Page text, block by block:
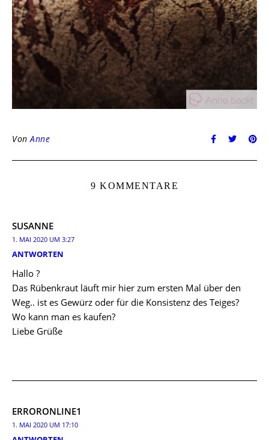
VonAnne
9 KOMMENTARE
SUSANNE
1. MAI 2020 UM 3:27
ANTWORTEN
Hallo ?
Das Rübenkraut läuft mir hier zum ersten Mal über den
Weg.. ist es Gewürz oder für die Konsistenz des Teiges?
Wo kann man es kaufen?
Liebe Grüße
ERRORONLINE1
1. MAI 2020 UM 17:10